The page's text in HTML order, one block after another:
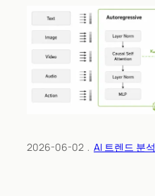
2026-06-02 ﹒ AI 트렌드 분석